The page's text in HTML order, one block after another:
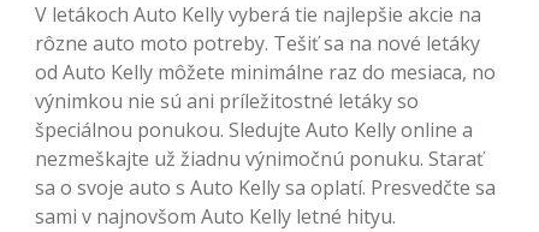
V letákoch Auto Kelly vyberá tie najlepšie akcie na
rôzne auto moto potreby. Tešiť sa na nové letáky
od Auto Kelly môžete minimálne raz do mesiaca, no
výnimkou nie sú ani príležitostné letáky so
špeciálnou ponukou. Sledujte Auto Kelly online a
nezmeškajte už žiadnu výnimočnú ponuku. Starať
sa o svoje auto s Auto Kelly sa oplatí. Presvedčte sa
sami v najnovšom Auto Kelly letné hityu.